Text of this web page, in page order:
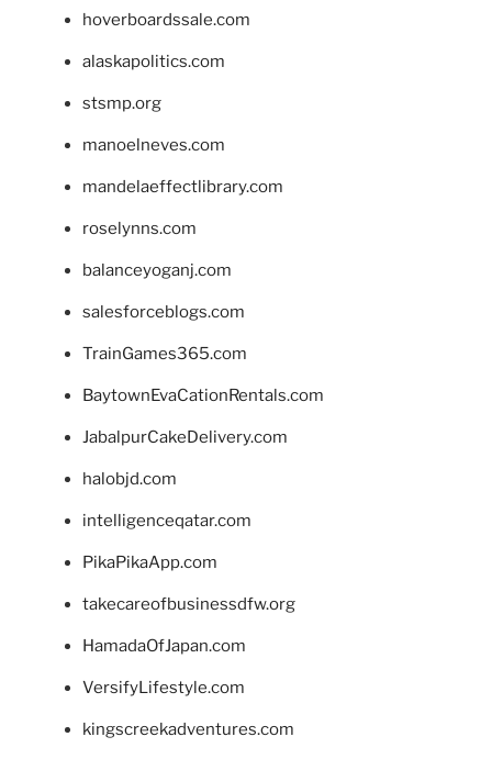
hoverboardssale.com
alaskapolitics.com
stsmp.org
manoelneves.com
mandelaeffectlibrary.com
roselynns.com
balanceyoganj.com
salesforceblogs.com
TrainGames365.com
BaytownEvaCationRentals.com
JabalpurCakeDelivery.com
halobjd.com
intelligenceqatar.com
PikaPikaApp.com
takecareofbusinessdfw.org
HamadaOfJapan.com
VersifyLifestyle.com
kingscreekadventures.com